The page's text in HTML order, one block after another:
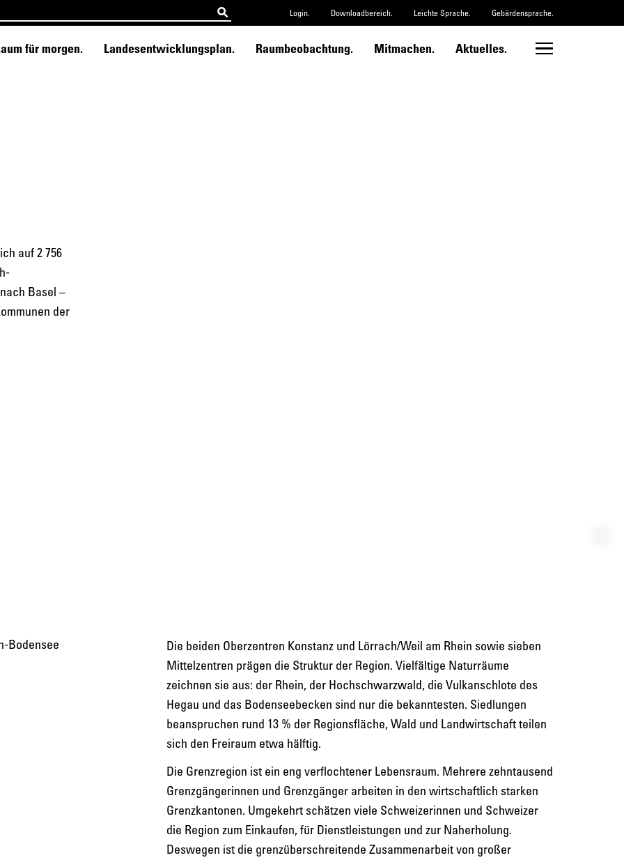
Login. Downloadbereich. Leichte Sprache. Gebärdensprache.
für morgen. Landesentwicklungsplan. Raumbeobachtung. Mitmachen. Aktuelles.
auf 2 756
Basel –
der
Die beiden Oberzentren Konstanz und Lörrach/Weil am Rhein sowie sieben
Mittelzentren prägen die Struktur der Region. Vielfältige Naturräume
zeichnen sie aus: der Rhein, der Hochschwarzwald, die Vulkanschlote des
Hegau und das Bodenseebecken sind nur die bekanntesten. Siedlungen
beanspruchen rund 13 % der Regionsfläche, Wald und Landwirtschaft teilen
sich den Freiraum etwa hälftig.
Die Grenzregion ist ein eng verflochtener Lebensraum. Mehrere zehntausend
Grenzgängerinnen und Grenzgänger arbeiten in den wirtschaftlich starken
Grenzkantonen. Umgekehrt schätzen viele Schweizerinnen und Schweizer
die Region zum Einkaufen, für Dienstleistungen und zur Naherholung.
Deswegen ist die grenzüberschreitende Zusammenarbeit von großer